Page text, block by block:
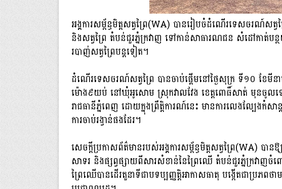
អង្គការសម្ព័ន្ធមិត្តសត្វព្រៃ(WA) បានរៀបចំដំណើរទេសចរណ៍សត្
និងសត្វព្រៃ តំបន់ជួរភ្នំក្រវាញ ទៅកាន់សាធារណជន សំដៅកាត់បន្
របាញ់សត្វព្រៃបន្តទៀត។
ដំណើរទេសចរណ៍សត្វព្រៃ បានចាប់ផ្តើមនៅថ្ងៃសុក្រ ទី១០ ខែ
ម៉ោង៩យប់ នៅឃុំអូសោម ស្រុកវាលវែង ខេត្តពោធិ៍សាត់ មុនចូលទៅ
រាជធានីភ្នំពេញ ដោយក្នុងព្រឹត្តិការណ៍នេះ មានការលេងល្បែងកំសា
ការចាប់រង្វាន់ផងដែរ។
សេចក្តីប្រកាសព័ត៌មានរបស់អង្គការសម្ព័ន្ធមិត្តសត្វព្រៃ(WA) បាន
សាទរ និងផ្សព្វផ្សាយពីសារសំខាន់នៃព្រៃឈើ តំបន់ជួរភ្នំក្រវា
ព្រៃឈើបានដើរតួនាទីជាបទប្បញ្ញត្តិអាកាសធាតុ បង្កើតជាប្រ